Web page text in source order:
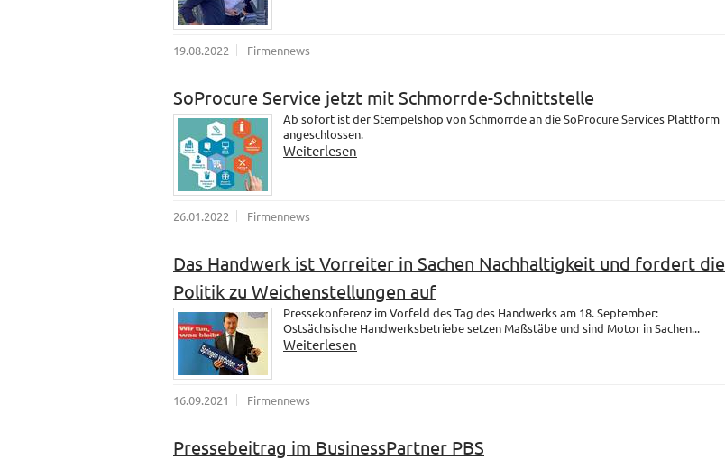
19.08.2022 Firmennews
SoProcure Service jetzt mit Schmorrde-Schnittstelle
Ab sofort ist der Stempelshop von Schmorrde an die SoProcure Services Plattform
angeschlossen.
Weiterlesen
26.01.2022 Firmennews
Das Handwerk ist Vorreiter in Sachen Nachhaltigkeit und fordert die
Politik zu Weichenstellungen auf
Pressekonferenz im Vorfeld des Tag des Handwerks am 18. September:
Ostsächsische Handwerksbetriebe setzen Maßstäbe und sind Motor in Sachen...
Weiterlesen
16.09.2021 Firmennews
Pressebeitrag im BusinessPartner PBS